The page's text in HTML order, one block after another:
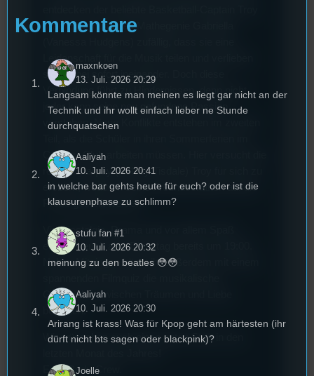
(Zac Efron) und das Mathegenie Gabriella
Leidenschaft für die Musik teilen und verlieben
sich dabei sofort ineinander. Doch diese
Verbindung führt zu Hindernissen, denn nicht
jeder kann seine neu gefundene Passion
verstehen. Neue Konflikte entstehen im zweiten
Country-Club arbeiten müssen. Hier versucht die
reiche Sharpay (Ashley Tisdale) Troy für sich zu
erobern, wodurch seine Freundschaften auf die
Probe gestellt werden.
Viel Nostalgie, Drama und vor allem Spaß
erwartet euch also Dienstag bereits um 19:00.
Neben Mitsingen könnt ihr außerdem mit einem
Geschichte zwischen Träumen und Liebe
begleiten.
Wir wünschen euch einen guten Start in den
Eure Rudu-Crew.
Kommentare
maxnkoen
13. Juli. 2026 20:29
Langsam könnte man meinen es liegt gar nicht an der
Technik und ihr wollt einfach lieber ne Stunde
durchquatschen
Aaliyah
10. Juli. 2026 20:41
in welche bar gehts heute für euch? oder ist die
klausurenphase zu schlimm?
stufu fan #1
10. Juli. 2026 20:32
meinung zu den beatles 😳😳
Aaliyah
10. Juli. 2026 20:30
Arirang ist krass! Was für Kpop geht am härtesten (ihr
dürft nicht bts sagen oder blackpink)?
Joelle